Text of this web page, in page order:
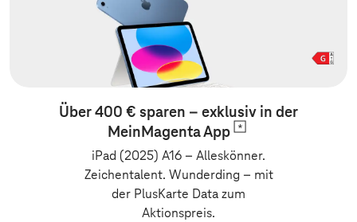
Über 400 € sparen – exklusiv in der
MeinMagentaApp
iPad (2025) A16 – Alleskönner.
Zeichentalent. Wunderding – mit
der PlusKarte Data zum
Aktionspreis.